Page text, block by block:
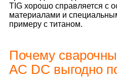
TIG хорошо справляется с
материалами и
примеру с титаном.
Почему
AC DC выгодно